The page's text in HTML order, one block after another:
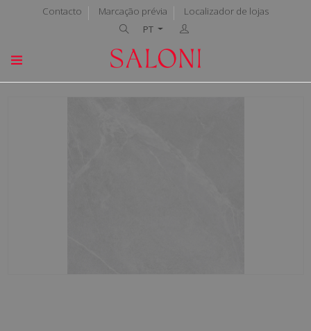
Contacto Marcação prévia
Localizador de lojas
PT